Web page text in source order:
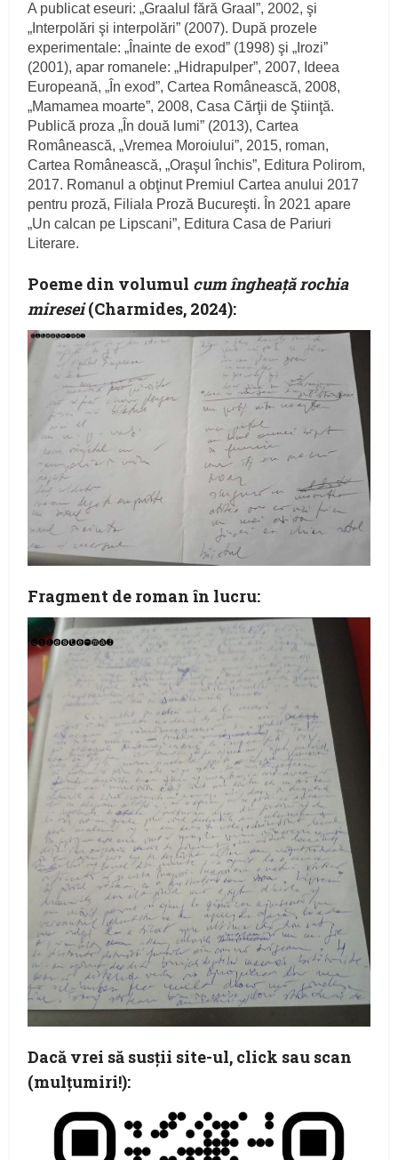
A publicat eseuri: „Graalul fără Graal”, 2002, şi
„Interpolări şi interpolări” (2007). După prozele
experimentale: „Înainte de exod” (1998) şi „Irozi”
(2001), apar romanele: „Hidrapulper”, 2007, Ideea
Europeană, „În exod”, Cartea Românească, 2008,
„Mamamea moarte”, 2008, Casa Cărţii de Ştiinţă.
Publică proza „În două lumi” (2013), Cartea
Românească, „Vremea Moroiului”, 2015, roman,
Cartea Românească, „Oraşul închis”, Editura Polirom,
2017. Romanul a obţinut Premiul Cartea anului 2017
pentru proză, Filiala Proză Bucureşti. În 2021 apare
„Un calcan pe Lipscani”, Editura Casa de Pariuri
Literare.
Poeme din volumul cum îngheaţă rochia
miresei(Charmides, 2024):
Fragment de roman în lucru:
Dacă vrei să susţii site-ul, click sau scan
(mulţumiri!):